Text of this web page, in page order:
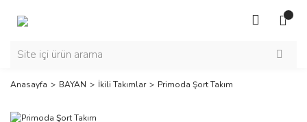
Anasayfa BAYAN İkili Takımlar Primoda Şort Takım